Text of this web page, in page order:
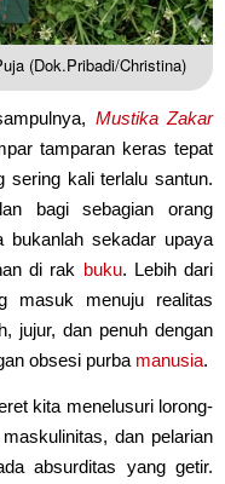
(Dok.Pribadi/Christina)
Mustika Zakar
tamparan keras tepat
sering kali terlalu santun.
bagi sebagian orang
bukanlah sekadar upaya
di rak buku. Lebih dari
masuk menuju realitas
jujur, dan penuh dengan
obsesi purba manusia.
kita menelusuri lorong-
dan pelarian
absurditas yang getir.